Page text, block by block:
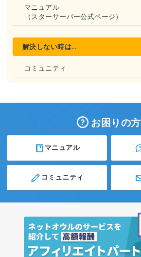
マニュアル
（スターサーバー公式ページ）
解決しない時は…
コミュニティ
お困りの方
マニュアル
コミュニティ